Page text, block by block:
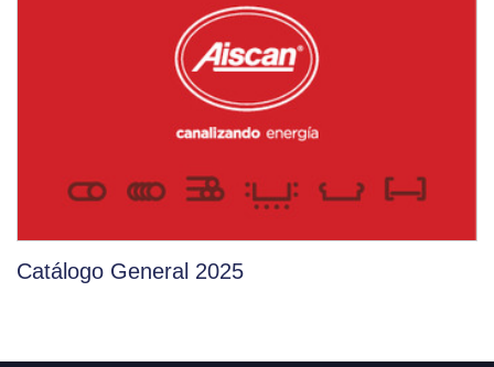
Catálogo General 2025